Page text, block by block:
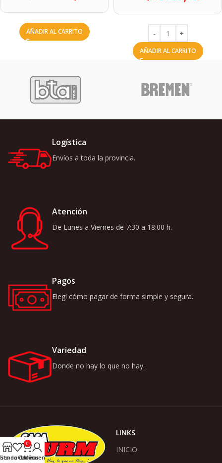
AÑADIR AL CARRITO
AÑADIR AL CARRITO
Logística
Envíos a toda la provincia.
Atención
De Lunes a Viernes de 7:30 a 18:00 h.
Pagos
Elegí cómo pagar de forma simple y segura.
Variedad
Donde no hay lo que no hay.
LINKS
INICIO
de deseos
0
Carrito
Mi cuenta